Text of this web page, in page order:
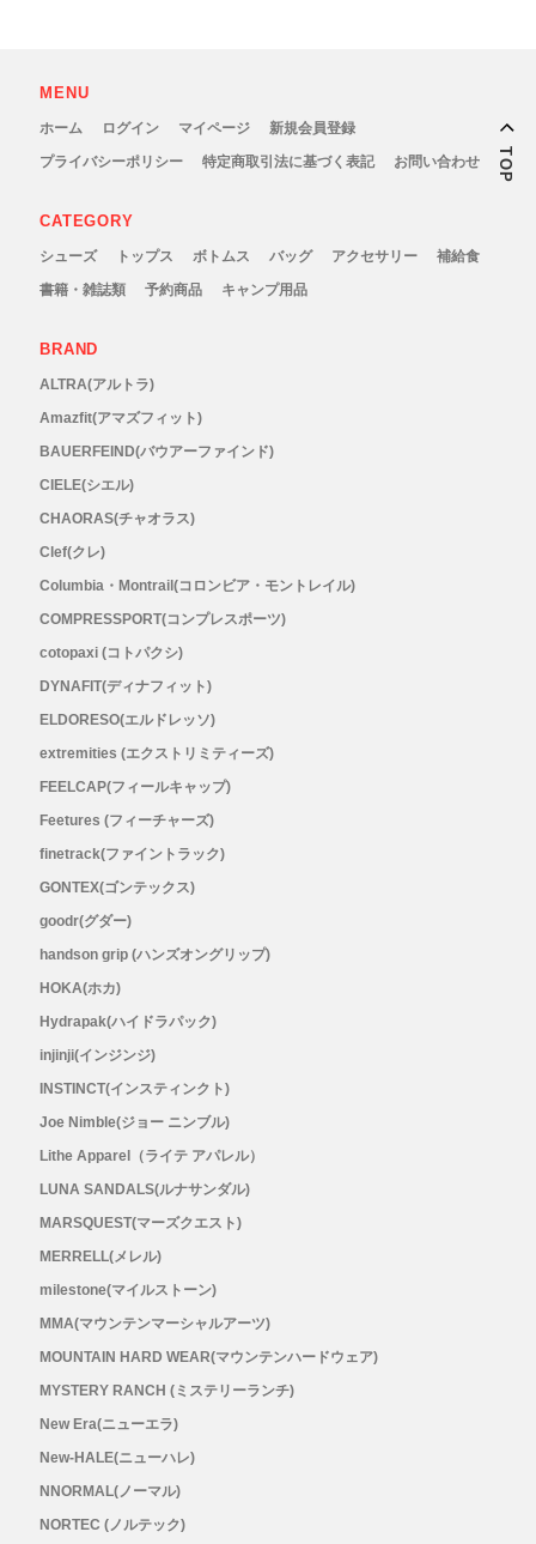
PaaGo WORKS(パーゴワークス)
patagonia(パタゴニア)
PRO-TEC(プロテック)
ranor(ラナー)
RAIDLIGHT(レイドライト)
ROARK(ロアーク)
RYOGEN(リョウゲン)
STAMP RUN & CO (スタンプ ランアンド
コー)
STATIC(スタティック)
THE NORTH FACE(ノースフェイス)
THY (ティーエイチワイ)
Topo Athletic (トポ アスレチック)
TYMER(タイマー)
UltrAspire(ウルトラスパイア)
YAMAtune(ヤマチューン)
SALE(セール)
MENU
ホーム ログイン マイページ
新規会員登録
プライバシーポリシー
特定商取引法に基づく表記 お問い合わせ
CATEGORY
シューズ トップス ボトムス バッグ アクセサリー
補給食
書籍・雑誌類
予約商品 キャンプ用品
BRAND
ALTRA(アルトラ)
Amazfit(アマズフィット)
BAUERFEIND(バウアーファインド)
CIELE(シエル)
CHAORAS(チャオラス)
Clef(クレ)
Columbia・Montrail(コロンビア・モントレイル)
COMPRESSPORT(コンプレスポーツ)
cotopaxi (コトパクシ)
DYNAFIT(ディナフィット)
ELDORESO(エルドレッソ)
extremities (エクストリミティーズ)
FEELCAP(フィールキャップ)
Feetures (フィーチャーズ)
finetrack(ファイントラック)
GONTEX(ゴンテックス)
goodr(グダー)
handson grip (ハンズオングリップ)
HOKA(ホカ)
Hydrapak(ハイドラパック)
injinji(インジンジ)
INSTINCT(インスティンクト)
Joe Nimble(ジョー ニンブル)
Lithe Apparel（ライテ アパレル）
LUNA SANDALS(ルナサンダル)
MARSQUEST(マーズクエスト)
MERRELL(メレル)
milestone(マイルストーン)
MMA(マウンテンマーシャルアーツ)
MOUNTAIN HARD WEAR(マウンテンハードウェア)
MYSTERY RANCH (ミステリーランチ)
New Era(ニューエラ)
New-HALE(ニューハレ)
NNORMAL(ノーマル)
NORTEC (ノルテック)
TOP